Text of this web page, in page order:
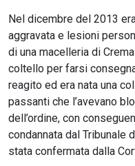
Nel dicembre del 2013
aggravata e lesioni
di una macelleria di
coltello per farsi
reagito ed era nata una
passanti che l’avevano
dell’ordine, con
condannata dal Tribunale
stata confermata dalla